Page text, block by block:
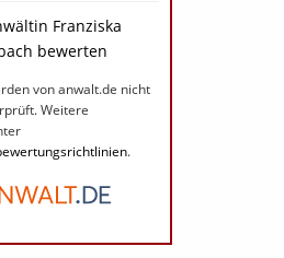
Franziska
bewerten
von anwalt.de nicht
Weitere
.